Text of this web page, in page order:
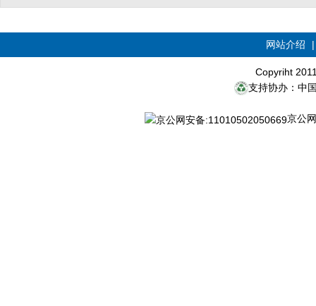
网站介绍
Copyriht
支持协办：中
京公